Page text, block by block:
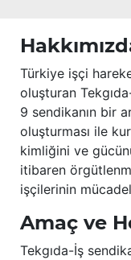
Türkiye işçi
oluşturan
9 sendikanın bir
oluşturması ile
kimliğini ve
itibaren
işçilerinin
Amaç ve
Tekgıda-İş